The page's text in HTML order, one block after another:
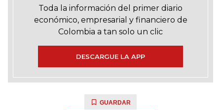
Toda la información del primer diario
económico, empresarial y financiero de
Colombia a tan solo un clic
DESCARGUE LA APP
GUARDAR